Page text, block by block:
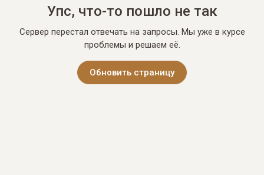
Упс, что-то пошло не так
Сервер перестал отвечать на запросы. Мы уже в курсе
проблемы и решаем её.
Обновить страницу